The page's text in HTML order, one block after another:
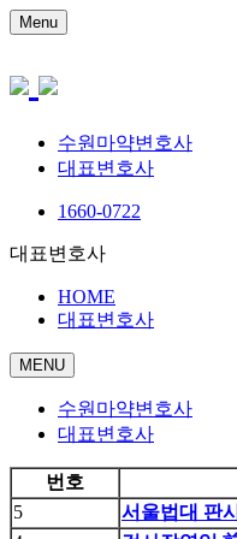
Menu
수원마약변호사
대표변호사
1660-0722
대표변호사
HOME
대표변호사
MENU
수원마약변호사
대표변호사
번호
5
서울법대 판